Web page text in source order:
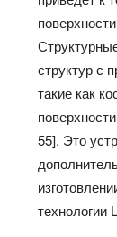
структур с
такие как
55]. Это
технологии